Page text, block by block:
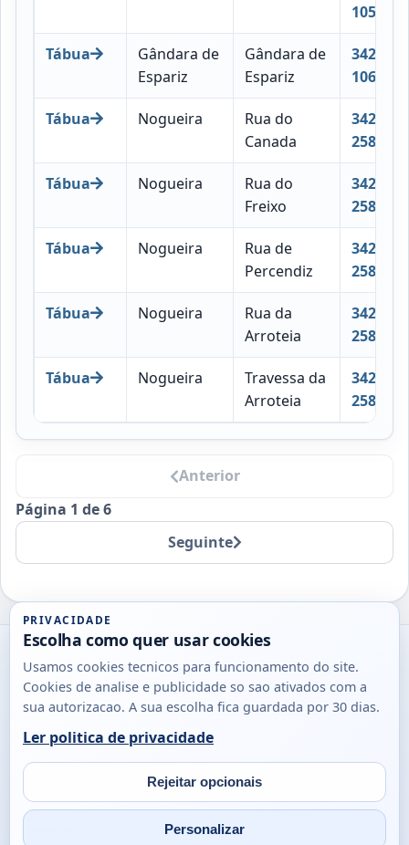
105
Tábua
Gândara de
Espariz
Gândara de
Espariz
3420-
106
Tábua Nogueira
Rua do
Canada
3420-
258
Tábua Nogueira
Rua do
Freixo
3420-
258
Tábua Nogueira
Rua de
Percendiz
3420-
258
Tábua Nogueira
Rua da
Arroteia
3420-
258
Tábua Nogueira
Travessa da
Arroteia
3420-
258
Anterior
Página 1 de 6
Seguinte
Utils
DB
Consultas
para
cidadaos,
SobrePrivacidade
Campos
Email
PRIVACIDADE
Escolha como quer usar cookies
Usamos cookies tecnicos para funcionamento do site.
Cookies de analise e publicidade so sao ativados com a
sua autorizacao. A sua escolha fica guardada por 30 dias.
Ler politica de privacidade
Rejeitar opcionais
Personalizar